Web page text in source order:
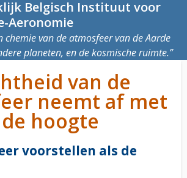
Belgisch Instituut voor
Aeronomie
chemie van de atmosfeer van de Aarde
planeten, en de kosmische ruimte.
van de
neemt af met
de hoogte
voorstellen als de